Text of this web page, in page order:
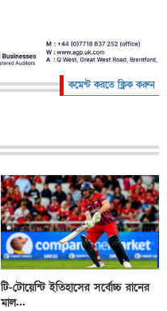
কমেন্ট করতে ক্লিক করুন
টি-টোয়েন্টি ইতিহাসের সর্বোচ্চ রানের
মাল...